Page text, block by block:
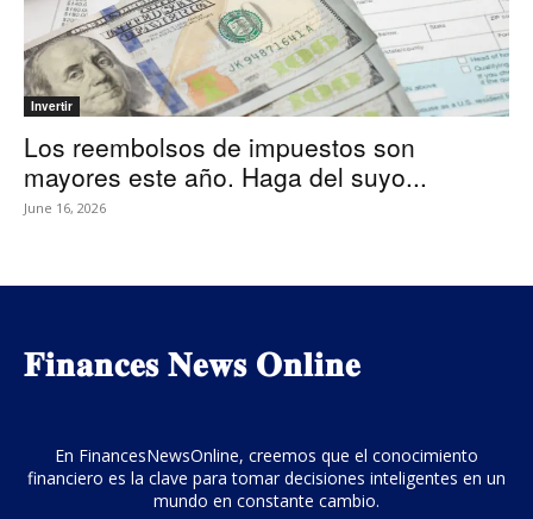
Invertir
Los reembolsos de impuestos son
mayores este año. Haga del suyo...
June 16, 2026
𝐅𝐢𝐧𝐚𝐧𝐜𝐞𝐬 𝐍𝐞𝐰𝐬 𝐎𝐧𝐥𝐢𝐧𝐞
En FinancesNewsOnline, creemos que el conocimiento
financiero es la clave para tomar decisiones inteligentes en un
mundo en constante cambio.